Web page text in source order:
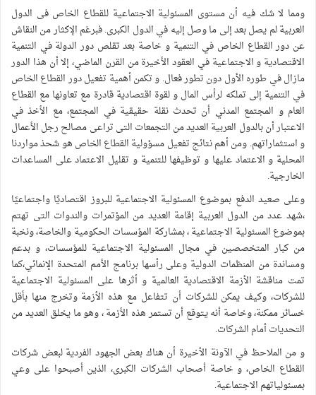
ومما لا شك فيه أن مستوى المسئولية الاجتماعية للقطاع الخاص فى الدول
العربية لم يصل بعد إلى ما وصل إليه في الدول الكبرى. فبرغم الإكثار من النقاش
عن دور القطاع الخاص في التنمية و خاصة بعد تقلص دور الدولة في التنمية
الاقتصادية و الاجتماعية في العقود الأخيرة من القرن الماضي، إلا أن هذا الدور
مازال في طوره الأول دون تطور فعال. و تكمن أهمية تفعيل دور القطاع الخاص
في التنمية إلى تملكه لرأس المال و لقوة اقتصادية قادرة مع تعاونها مع القطاع
العام و المجتمع المدني أن تحدث نقلة حقيقية في المجتمع، مع الأخذ في
الاعتبار أن بالدول العربية العديد من التجمعات التى تراعى مصالح رجل الأعمال
و استثماراتهم. ومن أهم نتائج تفعيل مسؤولية القطاع الخاص هو شحذ مواردنا
المحلية و الاعتماد عليها و توظيفها للتنمية و تقليل الاعتماد على المساعدات
الخارجية.
وعلى صعيد الدفع بموضوع المسئولية الاجتماعية للبروز اقتصاديًا واجتماعيًا
،شهد عدد من الدول العربية إقامة العديد من المؤتمرات والندوات التى تهتم
بموضوع المسئولية الاجتماعية ، بمشاركة المؤسسات الحكومية والخاصة، ونخبة
من كبار المتخصصين في مجال المسئولية الاجتماعية للمؤسسات، و بدعم
ومساندة من المنظمات الدولية وعلى رأسها برنامج الأمم المتحدة الإنمائي،كما
تمت مناقشة الأزمة الاقتصادية العالمية و أثرها على المسئولية الاجتماعية
للشركات، وكيف يمكن للشركات أن تتفاعل مع هذه الأزمة وتخرج منها بأقل
خسائر ممكنة، وخاصة أنه يتوقع أن تستمر هذه الأزمة ، وهو ما يخلق العديد من
التحديات أمام الشركات.
و من الملاحظ في الآونة الأخيرة أن هناك بعض الجهود الفردية لبعض شركات
القطاع الخاص، و خاصة أصحاب الشركات الكبرى، الذين أصبحوا على وعي
بمسئولياتهم الاجتماعية.